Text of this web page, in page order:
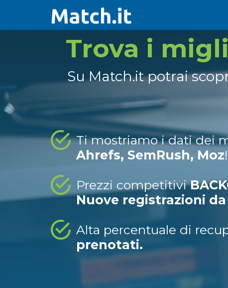
Trova i
Su Match.it potrai
Ti mostriamo i dati dei
Ahrefs, SemRush, Moz!
Prezzi competitivi
Nuove registrazioni
Alta percentuale di
prenotati.